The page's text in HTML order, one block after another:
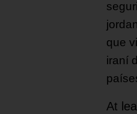
que
iraní
At